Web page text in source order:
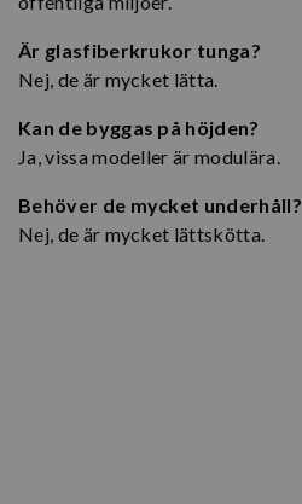
Är glasfiberkrukor tunga?
Nej, de är mycket lätta.
Kan de byggas på höjden?
Ja, vissa modeller är modulära.
Behöver de mycket underhåll?
Nej, de är mycket lättskötta.